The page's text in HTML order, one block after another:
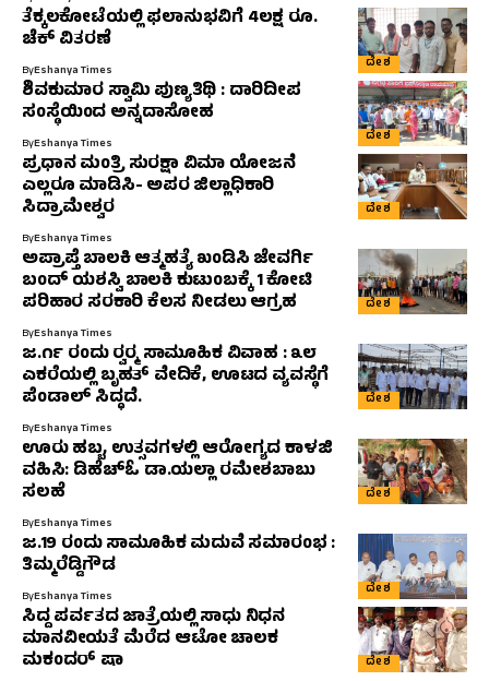
ದೇಶ
ತೆಕ್ಕಲಕೋಟೆಯಲ್ಲಿ ಫಲಾನುಭವಿಗೆ 4ಲಕ್ಷ ರೂ.
ಚೆಕ್ ವಿತರಣೆ
ByEshanya Times
ದೇಶ
ಶಿವಕುಮಾರ ಸ್ವಾಮಿ ಪುಣ್ಯತಿಥಿ : ದಾರಿದೀಪ
ಸಂಸ್ಥೆಯಿಂದ ಅನ್ನದಾಸೋಹ
ByEshanya Times
ದೇಶ
ಪ್ರಧಾನ ಮಂತ್ರಿ ಸುರಕ್ಷಾ ವಿಮಾ ಯೋಜನೆ
ಎಲ್ಲರೂ ಮಾಡಿಸಿ- ಅಪರ ಜಿಲ್ಲಾಧಿಕಾರಿ
ಸಿದ್ರಾಮೇಶ್ವರ
ByEshanya Times
ದೇಶ
ಅಪ್ರಾಪ್ತೆ ಬಾಲಕಿ ಆತ್ಮಹತ್ಯೆ ಖಂಡಿಸಿ ಜೇವರ್ಗಿ
ಬಂದ್ ಯಶಸ್ವಿ ಬಾಲಕಿ ಕುಟುಂಬಕ್ಕೆ 1 ಕೋಟಿ
ಪರಿಹಾರ ಸರಕಾರಿ ಕೆಲಸ ನೀಡಲು ಆಗ್ರಹ
ByEshanya Times
ದೇಶ
ಜ.೧೯ ರಂದು ರ‍್ವರ‍್ಮ ಸಾಮೂಹಿಕ ವಿವಾಹ : ೩೮
ಎಕರೆಯಲ್ಲಿ ಬೃಹತ್ ವೇದಿಕೆ, ಊಟದ ವ್ಯವಸ್ಥೆಗೆ
ಪೆಂಡಾಲ್ ಸಿದ್ಧದೆ.
ByEshanya Times
ದೇಶ
ಊರು ಹಬ್ಬ, ಉತ್ಸವಗಳಲ್ಲಿ ಆರೋಗ್ಯದ ಕಾಳಜಿ
ವಹಿಸಿ: ಡಿಹೆಚ್‌ಓ ಡಾ.ಯಲ್ಲಾ ರಮೇಶಬಾಬು
ಸಲಹೆ
ByEshanya Times
ದೇಶ
ಜ.19 ರಂದು ಸಾಮೂಹಿಕ ಮದುವೆ ಸಮಾರಂಭ :
ತಿಮ್ಮರೆಡ್ಡಿಗೌಡ
ByEshanya Times
ದೇಶ
ಸಿದ್ದ ಪರ್ವತದ ಜಾತ್ರೆಯಲ್ಲಿ ಸಾಧು ನಿಧನ
ಮಾನವೀಯತೆ ಮೆರೆದ ಆಟೋ ಚಾಲಕ
ಮಕಂದರ್ ಷಾ